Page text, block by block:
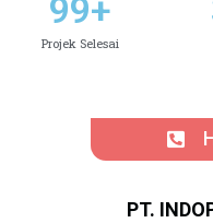
99+
Projek Selesai
PT.